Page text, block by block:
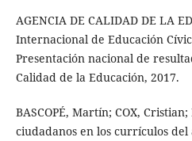
AGENCIA DE CALIDAD DE LA
Internacional de Educación
Presentación nacional de
Calidad de la Educación, 2017.
BASCOPÉ, Martín; COX,
ciudadanos en los currículos